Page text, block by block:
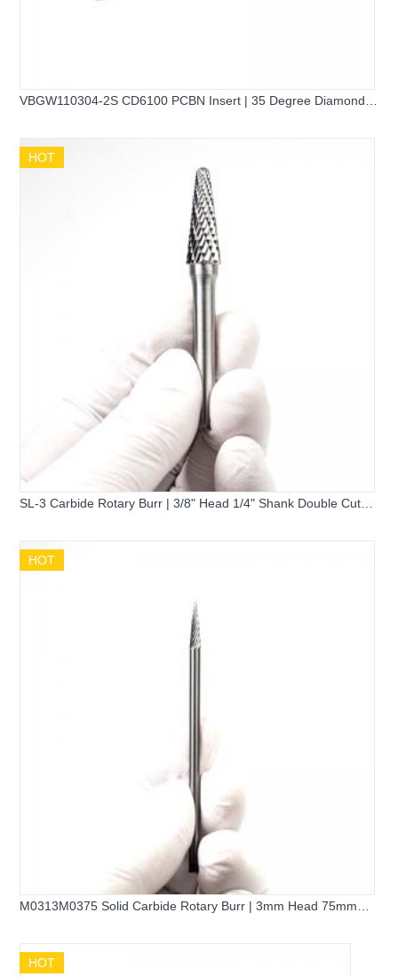
VBGW110304-2S CD6100 PCBN Insert | 35 Degree Diamond
HOT
SL-3 Carbide Rotary Burr | 3/8" Head 1/4" Shank Double Cut
HOT
M0313M0375 Solid Carbide Rotary Burr | 3mm Head 75mm
HOT